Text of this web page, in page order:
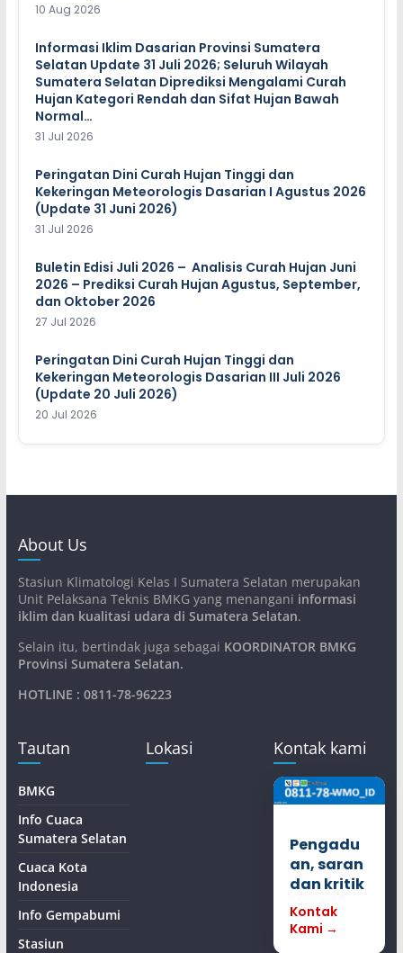
10 Aug 2026
Informasi Iklim Dasarian Provinsi Sumatera
Selatan Update 31 Juli 2026; Seluruh Wilayah
Sumatera Selatan Diprediksi Mengalami Curah
Hujan Kategori Rendah dan Sifat Hujan Bawah
Normal…
31 Jul 2026
Peringatan Dini Curah Hujan Tinggi dan
Kekeringan Meteorologis Dasarian I Agustus 2026
(Update 31 Juni 2026)
31 Jul 2026
Buletin Edisi Juli 2026 – Analisis Curah Hujan Juni
2026 – Prediksi Curah Hujan Agustus, September,
dan Oktober 2026
27 Jul 2026
Peringatan Dini Curah Hujan Tinggi dan
Kekeringan Meteorologis Dasarian III Juli 2026
(Update 20 Juli 2026)
20 Jul 2026
About Us
Stasiun Klimatologi Kelas I Sumatera Selatan merupakan
Unit Pelaksana Teknis BMKG yang menangani informasi
iklim dan kualitasi udara di Sumatera Selatan.
Selain itu, bertindak juga sebagai KOORDINATOR BMKG
Provinsi Sumatera Selatan.
HOTLINE : 0811-78-96223
Tautan
BMKG
Info Cuaca
Sumatera Selatan
Cuaca Kota
Indonesia
Info Gempabumi
Stasiun
Lokasi Kontak kami
Pengadu
an, saran
dan kritik
Kontak
Kami →